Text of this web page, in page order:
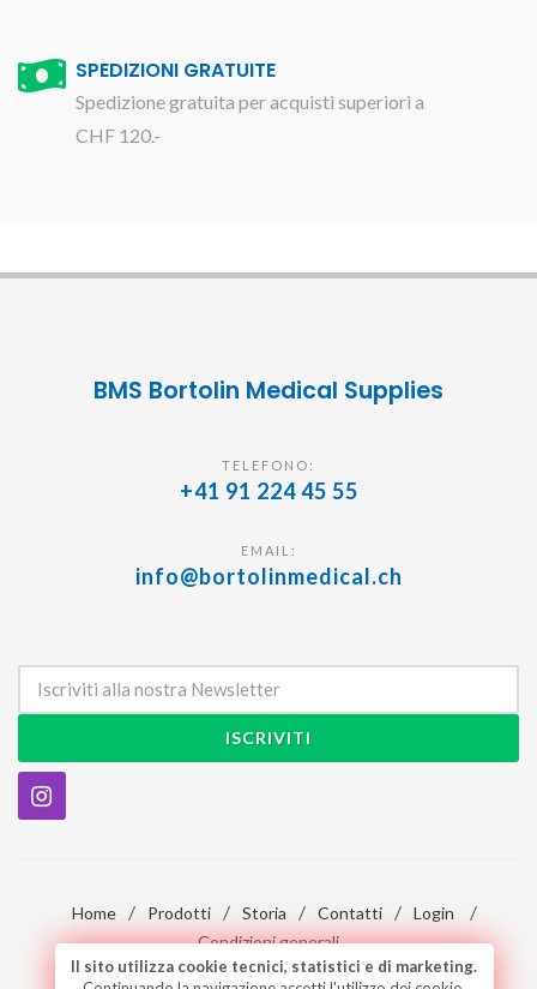
SPEDIZIONI GRATUITE
Spedizione gratuita per acquisti superiori a
CHF 120.-
BMS Bortolin Medical Supplies
TELEFONO:
+41 91 224 45 55
EMAIL:
info@bortolinmedical.ch
ISCRIVITI
Home / Prodotti / Storia / Contatti / Login /
Condizioni generali
Il sito utilizza cookie tecnici, statistici e di marketing.